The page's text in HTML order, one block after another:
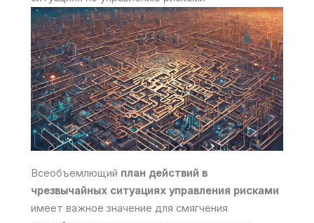
Всеобъемлющий план действий в
чрезвычайных ситуациях управления рисками
имеет важное значение для смягчения